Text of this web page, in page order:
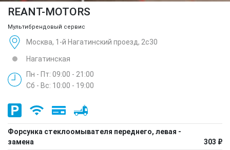
REANT-MOTORS
Мультибрендовый сервис
Москва, 1-й Нагатинский проезд, 2с30
Нагатинская
Пн - Пт: 09:00 - 21:00
Сб - Вс: 10:00 - 19:00
Форсунка стеклоомывателя переднего, левая -
замена
303 ₽